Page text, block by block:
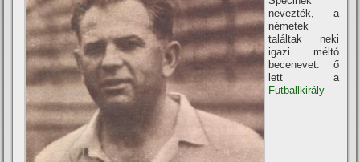
nevezték, a
németek
találtak neki
igazi méltó
becenevet: ő
lett a
Futballkirály